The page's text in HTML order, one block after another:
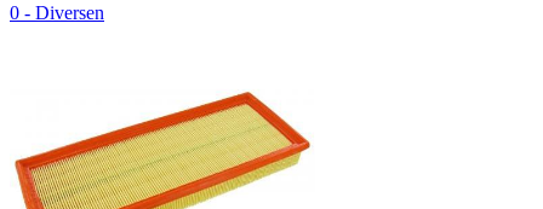
0 - Diversen